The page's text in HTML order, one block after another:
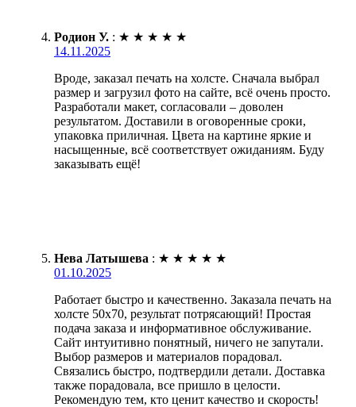
Родион У. : ★ ★ ★ ★ ★
14.11.2025
Вроде, заказал печать на холсте. Сначала выбрал
размер и загрузил фото на сайте, всё очень просто.
Разработали макет, согласовали – доволен
результатом. Доставили в оговоренные сроки,
упаковка приличная. Цвета на картине яркие и
насыщенные, всё соответствует ожиданиям. Буду
заказывать ещё!
Нева Латышева : ★ ★ ★ ★ ★
01.10.2025
Работает быстро и качественно. Заказала печать на
холсте 50х70, результат потрясающий! Простая
подача заказа и информативное обслуживание.
Сайт интуитивно понятный, ничего не запутали.
Выбор размеров и материалов порадовал.
Связались быстро, подтвердили детали. Доставка
также порадовала, все пришло в целости.
Рекомендую тем, кто ценит качество и скорость!